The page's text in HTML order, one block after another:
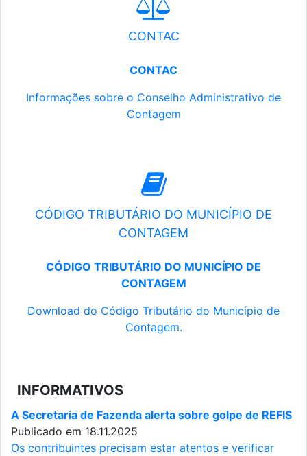
CONTAC
CONTAC
Informações sobre o Conselho Administrativo de
Contagem
CÓDIGO TRIBUTÁRIO DO MUNICÍPIO DE
CONTAGEM
CÓDIGO TRIBUTÁRIO DO MUNICÍPIO DE
CONTAGEM
Download do Código Tributário do Município de
Contagem.
INFORMATIVOS
A Secretaria de Fazenda alerta sobre golpe de REFIS
Publicado em 18.11.2025
Os contribuintes precisam estar atentos e verificar